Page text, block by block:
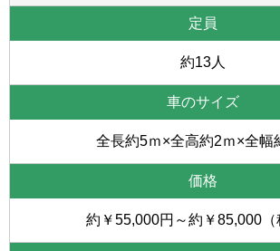
約13人
全長約5ｍ×全高約2ｍ×全幅
約￥55,000円～約￥85,000（